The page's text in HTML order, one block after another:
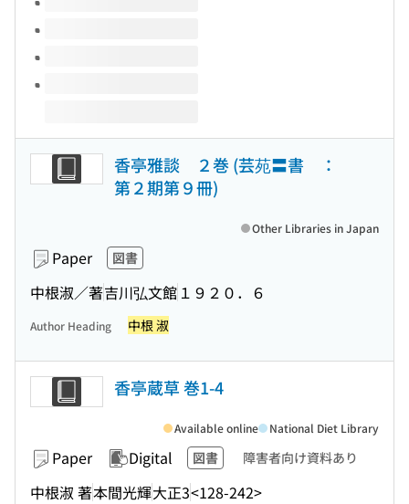
香亭雅談 ２巻 (芸苑〓書 ：
第２期第９冊)
Paper 図書
中根淑／著吉川弘文館 １９２０．６
Other Libraries in Japan
Author Heading 中根 淑
香亭蔵草 巻1-4
Paper Digital 図書 障害者向け資料あり
中根淑 著本間光輝大正3<128-242>
Available online National Diet Library